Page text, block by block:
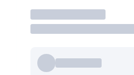
Operar